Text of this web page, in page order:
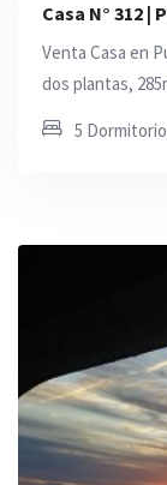
Casa N° 312 |
Venta Casa en
dos plantas,
5